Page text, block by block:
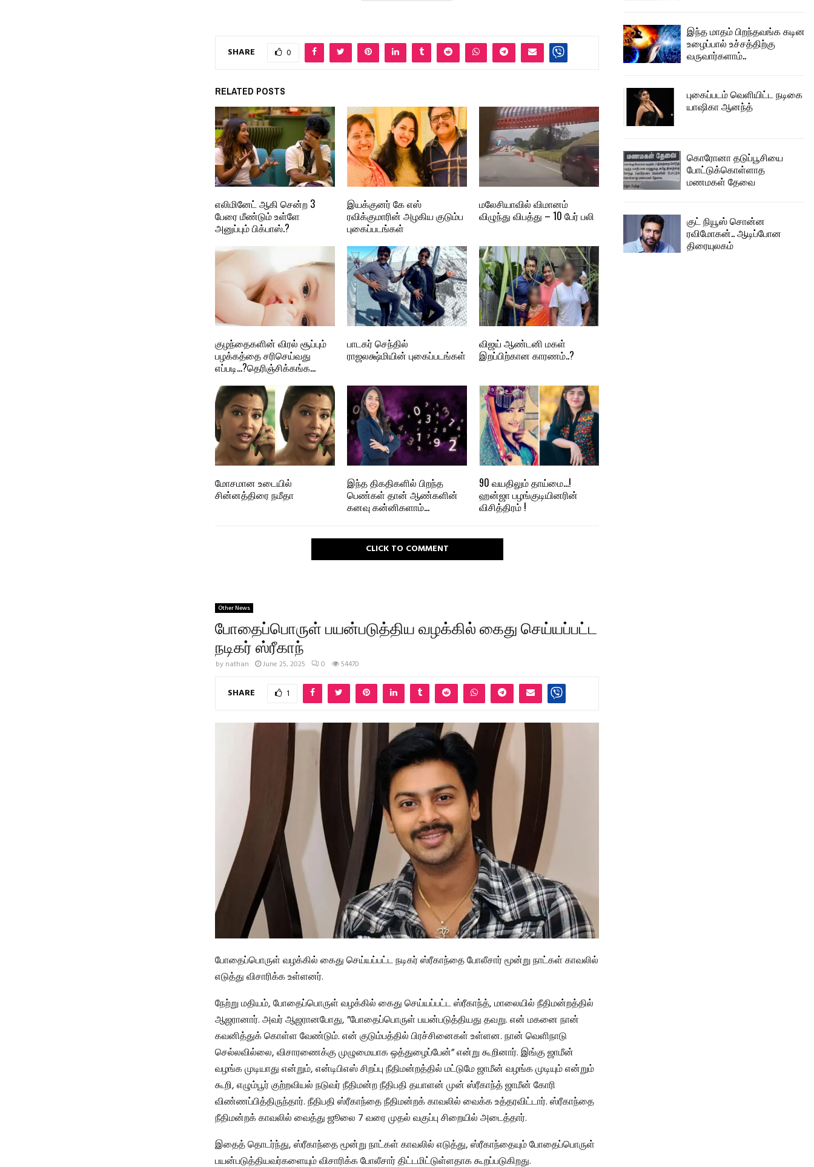
SHARE 0
RELATED POSTS
எலிமினேட் ஆகி சென்ற 3
பேரை மீண்டும் உள்ளே
அனுப்பும் பிக்பாஸ்.?
இயக்குனர் கே எஸ்
ரவிக்குமாரின் அழகிய குடும்ப
புகைப்படங்கள்
மலேசியாவில் விமானம்
விழுந்து விபத்து – 10 பேர் பலி
குழந்தைகளின் விரல் சூப்பும்
பழக்கத்தை சரிசெய்வது
எப்படி…?தெரிஞ்சிக்கங்க…
பாடகர் செந்தில்
ராஜலக்ஷ்மியின் புகைப்படங்கள்
விஜய் ஆண்டனி மகள்
இறப்பிற்கான காரணம்..?
மோசமான உடையில்
சின்னத்திரை நமீதா
இந்த திகதிகளில் பிறந்த
பெண்கள் தான் ஆண்களின்
கனவு கன்னிகளாம்…
90 வயதிலும் தாய்மை…!
ஹன்ஜா பழங்குடியினரின்
விசித்திரம் !
CLICK TO COMMENT
Other News
போதைப்பொருள் பயன்படுத்திய வழக்கில் கைது செய்யப்பட்ட
நடிகர் ஸ்ரீகாந்
by nathan June 25, 2025 0 54470
SHARE 1
போதைப்பொருள் வழக்கில் கைது செய்யப்பட்ட நடிகர் ஸ்ரீகாந்தை போலீசார் மூன்று நாட்கள் காவலில்
எடுத்து விசாரிக்க உள்ளனர்.
நேற்று மதியம், போதைப்பொருள் வழக்கில் கைது செய்யப்பட்ட ஸ்ரீகாந்த், மாலையில் நீதிமன்றத்தில்
ஆஜரானார். அவர் ஆஜரானபோது, ​​”போதைப்பொருள் பயன்படுத்தியது தவறு. என் மகனை நான்
கவனித்துக் கொள்ள வேண்டும். என் குடும்பத்தில் பிரச்சினைகள் உள்ளன. நான் வெளிநாடு
செல்லவில்லை, விசாரணைக்கு முழுமையாக ஒத்துழைப்பேன்” என்று கூறினார். இங்கு ஜாமீன்
வழங்க முடியாது என்றும், என்டிபிஎஸ் சிறப்பு நீதிமன்றத்தில் மட்டுமே ஜாமீன் வழங்க முடியும் என்றும்
கூறி, எழும்பூர் குற்றவியல் நடுவர் நீதிமன்ற நீதிபதி தயாளன் முன் ஸ்ரீகாந்த் ஜாமீன் கோரி
விண்ணப்பித்திருந்தார். நீதிபதி ஸ்ரீகாந்தை நீதிமன்றக் காவலில் வைக்க உத்தரவிட்டார். ஸ்ரீகாந்தை
நீதிமன்றக் காவலில் வைத்து ஜூலை 7 வரை முதல் வகுப்பு சிறையில் அடைத்தார்.
இதைத் தொடர்ந்து, ஸ்ரீகாந்தை மூன்று நாட்கள் காவலில் எடுத்து, ஸ்ரீகாந்தையும் போதைப்பொருள்
பயன்படுத்தியவர்களையும் விசாரிக்க போலீசார் திட்டமிட்டுள்ளதாக கூறப்படுகிறது.
இந்த மாதம் பிறந்தவங்க கடின
உழைப்பால் உச்சத்திற்கு
வருவார்களாம்..
புகைப்படம் வெளியிட்ட நடிகை
யாஷிகா ஆனந்த்
கொரோனா தடுப்பூசியை
போட்டுக்கொள்ளாத
மணமகள் தேவை
குட் நியூஸ் சொன்ன
ரவிமோகன்.. ஆடிப்போன
திரையுலகம்